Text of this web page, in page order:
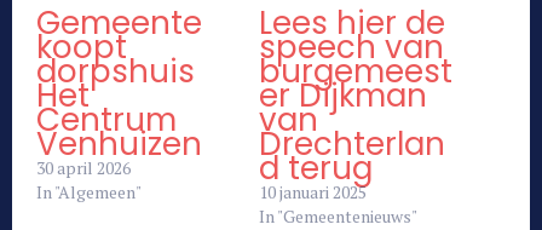
Gemeente
koopt
dorpshuis
Het
Centrum
Venhuizen
30 april 2026
In "Algemeen"
Lees hier de
speech van
burgemeest
er Dijkman
van
Drechterlan
d terug
10 januari 2025
In "Gemeentenieuws"